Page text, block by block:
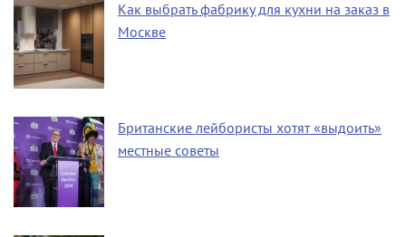
Как выбрать фабрику для кухни на заказ в
Москве
Британские лейбористы хотят «выдоить»
местные советы